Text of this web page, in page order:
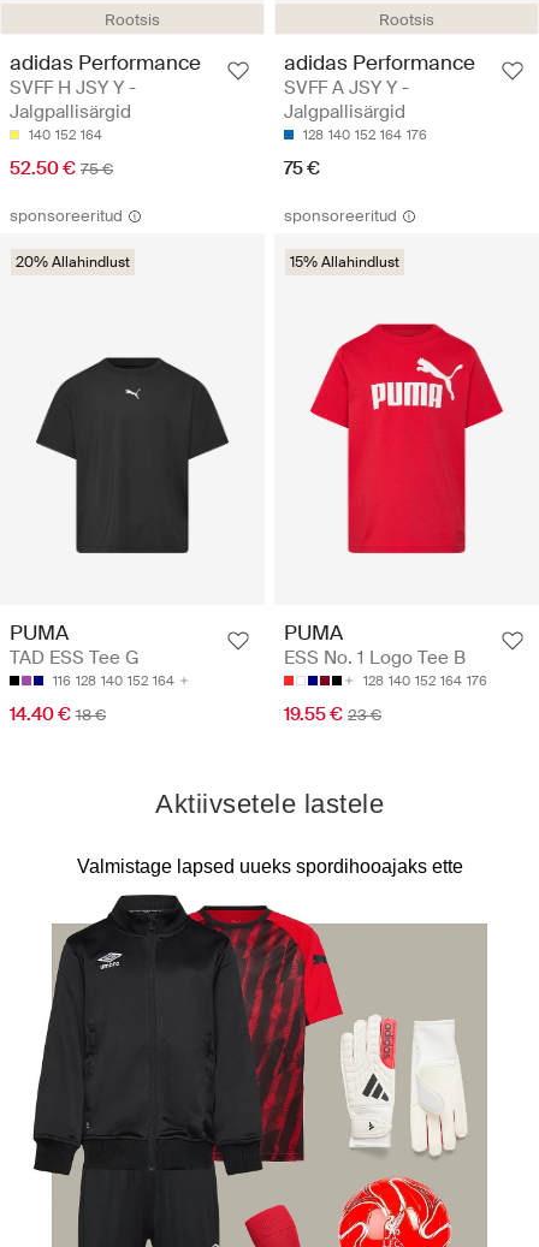
Rootsis
adidas Performance
SVFF H JSY Y -
Jalgpallisärgid
140 152 164
52.50 € 75 €
Rootsis
adidas Performance
SVFF A JSY Y -
Jalgpallisärgid
128 140 152 164 176
75 €
sponsoreeritud
20% Allahindlust
PUMA
TAD ESS Tee G
116 128 140 152 164
14.40 € 18 €
sponsoreeritud
15% Allahindlust
PUMA
ESS No. 1 Logo Tee B
128 140 152 164 176
19.55 € 23 €
Aktiivsetele lastele
Valmistage lapsed uueks spordihooajaks ette